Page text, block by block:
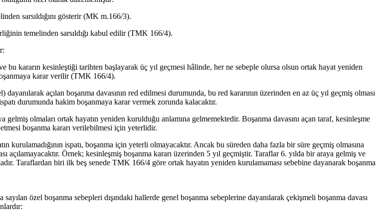
sarsıldığını gösterir (MK m.166/3).
temelinden sarsıldığı kabul edilir (TMK 166/4).
bu kararın kesinleştiği tarihten başlayarak üç yıl geçmesi hâlinde, her ne sebeple olursa olsun ortak hayat yeniden
karar verilir (TMK 166/4).
açılan boşanma davasının red edilmesi durumunda, bu red kararının üzerinden en az üç yıl geçmiş olması
durumunda hakim boşanmaya karar vermek zorunda kalacaktır.
olmaları ortak hayatın yeniden kurulduğu anlamına gelmemektedir. Boşanma davasını açan taraf, kesinleşme
boşanma kararı verilebilmesi için yeterlidir.
kurulamadığının ispatı, boşanma için yeterli olmayacaktır. Ancak bu süreden daha fazla bir süre geçmiş olmasına
açılamayacaktır. Örnek; kesinleşmiş boşanma kararı üzerinden 5 yıl geçmiştir. Taraflar 6. yılda bir araya gelmiş ve
Taraflardan biri ilk beş senede TMK 166/4 göre ortak hayatın yeniden kurulamaması sebebine dayanarak boşanma
özel boşanma sebepleri dışındaki hallerde genel boşanma sebeplerine dayanılarak çekişmeli boşanma davası